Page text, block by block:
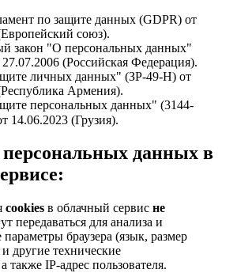
по защите данных (GDPR) от
союз).
закон "О персональных данных"
(Российская Федерация).
личных данных" (ЗР-49-Н) от
Армения).
персональных данных" (3144-
14.06.2023 (Грузия).
данных в
cookies в облачный сервис не
передаваться для анализа и
браузера (язык, размер
другие технические
также IP-адрес пользователя.